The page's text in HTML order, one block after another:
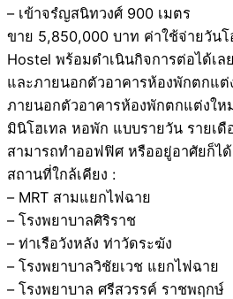
– เข้าจรํญสนิทวงศ์ 900 เมตร
ขาย 5,850,000 บาท ค่าใช้จ่ายวัน
Hostel พร้อมดำเนินกิจการต่อได้เ
และภายนอกตัวอาคารห้องพักตกแต่
ภายนอกตัวอาคารห้องพักตกแต่งให
มินิโฮเทล หอพัก แบบรายวัน รายเดื
สามารถทำออฟฟิศ หรืออยู่อาศัยก็ได้
สถานที่ใกล้เคียง :
– MRT สามแยกไฟฉาย
– โรงพยาบาลศิริราช
– ท่าเรือวังหลัง ท่าวัดระฆัง
– โรงพยาบาลวิชัยเวช แยกไฟฉาย
– โรงพยาบาล ศรีสวรรค์ ราชพฤกษ์